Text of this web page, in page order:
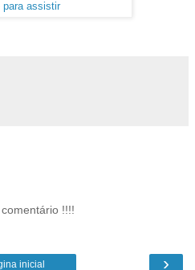
para assistir
!!!!
›
inicial